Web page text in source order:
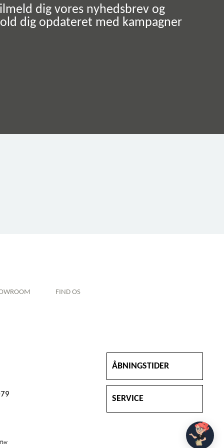
dig vores nyhedsbrev og
dig opdateret med kampagner
FIND OS
ÅBNINGSTIDER
SERVICE